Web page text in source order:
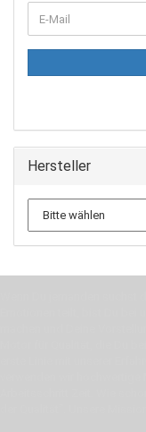
ZUR
E-
Mail
Hersteller